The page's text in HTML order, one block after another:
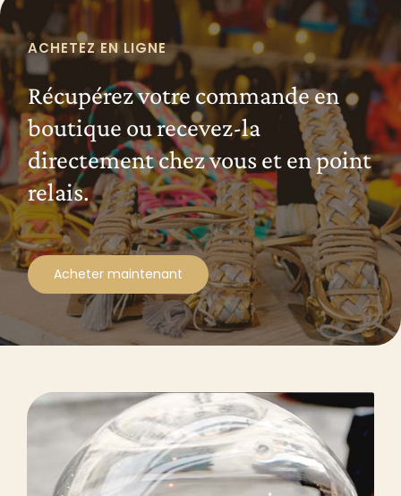
ACHETEZ EN LIGNE
Récupérez votre commande en
boutique ou recevez-la
directement chez vous et en point
relais.
Acheter maintenant